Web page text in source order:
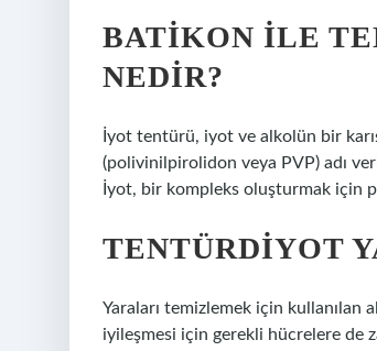
BATIKON ILE
NEDIR?
İyot tentürü, iyot ve alkolün bir
(polivinilpirolidon veya PVP) adı
İyot, bir kompleks oluşturmak için
TENTÜRDIYOT
Yaraları temizlemek için kullanılan
iyileşmesi için gerekli hücrelere de